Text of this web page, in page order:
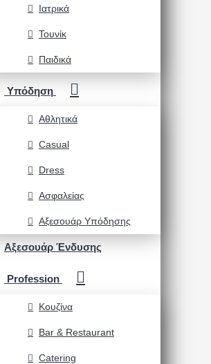
Ιατρικά
Τουνίκ
Παιδικά
Υπόδηση
Αθλητικά
Casual
Dress
Ασφαλείας
Αξεσουάρ Υπόδησης
Αξεσουάρ Ένδυσης
Profession
Κουζίνα
Bar & Restaurant
Catering